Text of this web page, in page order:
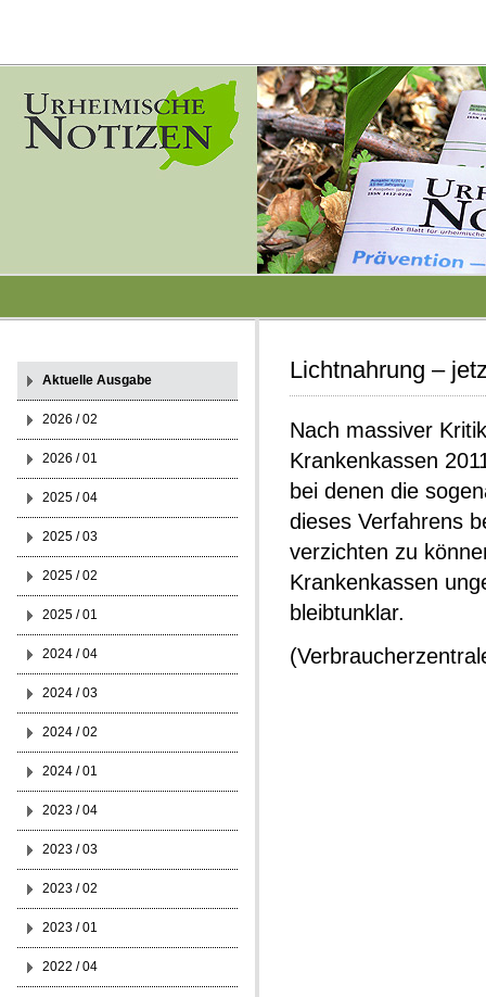
Lichtnahrung –
Nach massiver
Krankenkassen
bei denen die
dieses Verfahrens
verzichten zu
Krankenkassen
bleibtunklar.
Aktuelle Ausgabe
2026 / 02
2026 / 01
2025 / 04
2025 / 03
2025 / 02
2025 / 01
2024 / 04
2024 / 03
2024 / 02
2024 / 01
2023 / 04
2023 / 03
2023 / 02
2023 / 01
2022 / 04